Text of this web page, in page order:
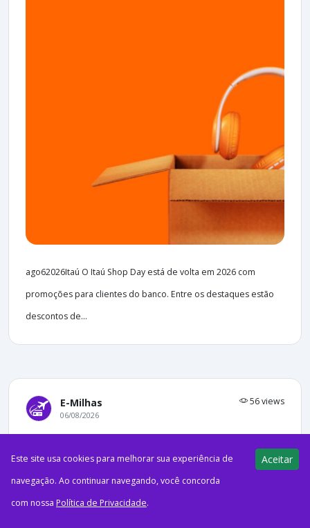
ago62026Itaú O Itaú Shop Day está de volta em 2026 com
promoções para clientes do banco. Entre os destaques estão
descontos de...
E-Milhas 56 views
06/08/2026
Por pouco tempo! Assine o Clube
Azul mensal e receba até 350 mil
pontos até o final do ano
Este site usa cookies para melhorar sua experiência de
navegação. Ao continuar navegando, você concorda
com nossa Política de Privacidade.
Aceitar